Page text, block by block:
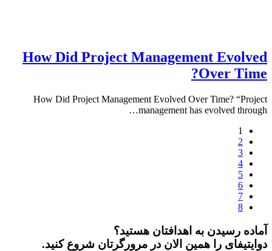
How Did Project Management
Over
How Did Project Management Evolved Over Time?
management has evolved
به اهدافتان هستید؟
را همین الان در مرورگرتان شروع کنید.